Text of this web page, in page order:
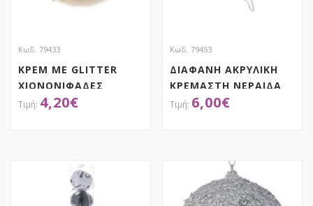
Κωδ. 79433
ΚΡΕΜ ΜΕ GLITTER
ΧΙΟΝΟΝΙΦΑΔΕΣ
ΜΠΑΛΑ ΣΕΤ 6 8ΕΚ
4,20€
Κωδ. 79453
ΔΙΑΦΑΝΗ ΑΚΡΥΛΙΚΗ
ΚΡΕΜΑΣΤΗ ΝΕΡΑΙΔΑ
ΣΕΤ 6 15ΕΚ
6,00€